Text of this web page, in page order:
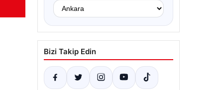
Bizi Takip Edin